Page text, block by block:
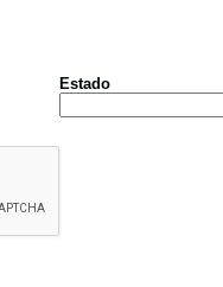
Estado